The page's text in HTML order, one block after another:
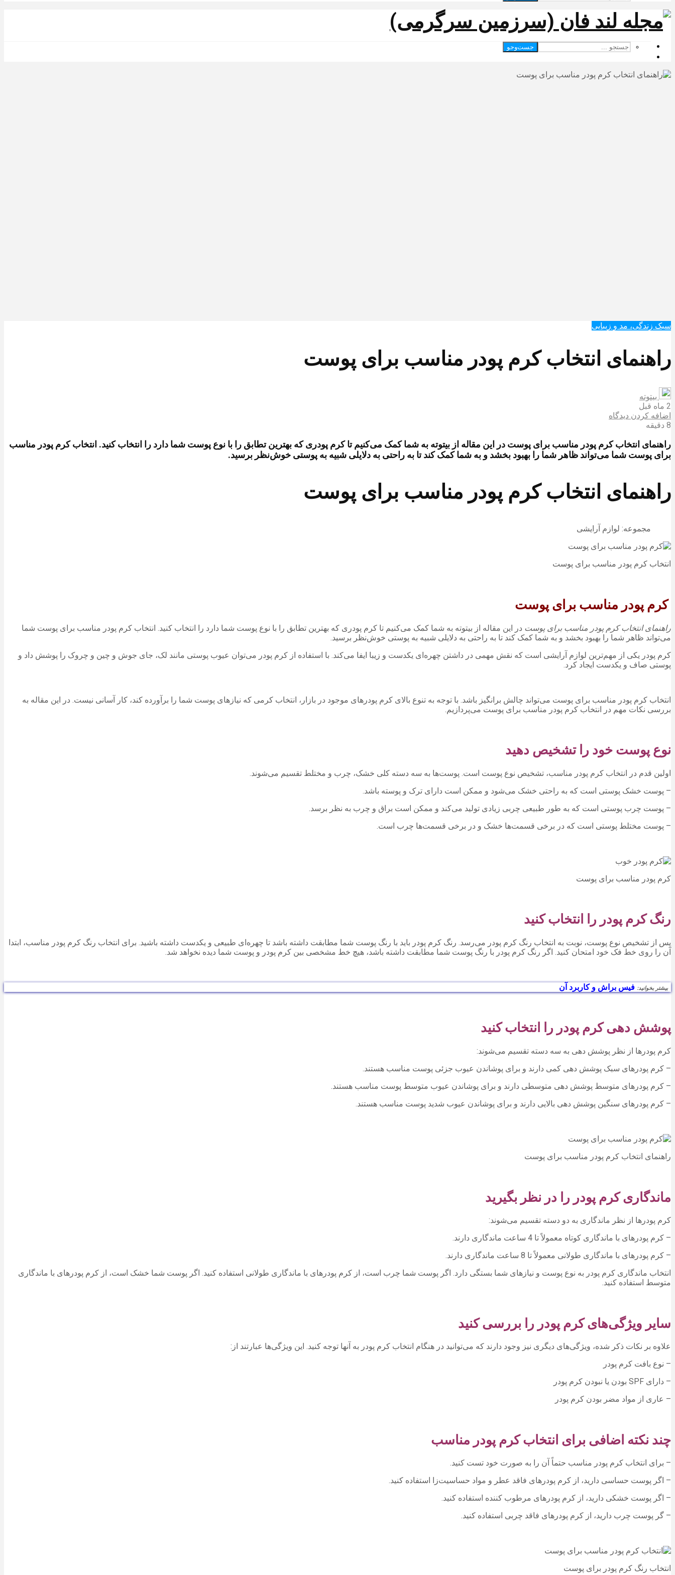
جست‌وجو
سبک زندگی، مد و زیبایی
راهنمای انتخاب کرم پودر مناسب برای پوست
بیتوته
2 ماه قبل
اضافه کردن دیدگاه
8 دقیقه
راهنمای انتخاب کرم پودر مناسب برای پوست در این مقاله از بیتوته به شما کمک می‌کنیم تا کرم پودری که بهترین تطابق را با نوع پوست شما دارد را انتخاب کنید. انتخاب کرم پودر مناسب
برای پوست شما می‌تواند ظاهر شما را بهبود بخشد و به شما کمک کند تا به راحتی به دلایلی شبیه به پوستی خوش‌نظر برسید.
راهنمای انتخاب کرم پودر مناسب برای پوست
مجموعه: لوازم آرایشی
انتخاب کرم پودر مناسب برای پوست
کرم پودر مناسب برای پوست
راهنمای انتخاب کرم پودر مناسب برای پوست در این مقاله از بیتوته به شما کمک می‌کنیم تا کرم پودری که بهترین تطابق را با نوع پوست شما دارد را انتخاب کنید. انتخاب کرم پودر مناسب برای پوست شما
می‌تواند ظاهر شما را بهبود بخشد و به شما کمک کند تا به راحتی به دلایلی شبیه به پوستی خوش‌نظر برسید.
کرم پودر یکی از مهم‌ترین لوازم آرایشی است که نقش مهمی در داشتن چهره‌ای یکدست و زیبا ایفا می‌کند. با استفاده از کرم پودر می‌توان عیوب پوستی مانند لک، جای جوش و چین و چروک را پوشش داد و
پوستی صاف و یکدست ایجاد کرد.
انتخاب کرم پودر مناسب برای پوست می‌تواند چالش برانگیز باشد. با توجه به تنوع بالای کرم پودرهای موجود در بازار، انتخاب کرمی که نیازهای پوست شما را برآورده کند، کار آسانی نیست. در این مقاله به
بررسی نکات مهم در انتخاب کرم پودر مناسب برای پوست می‌پردازیم.
نوع پوست خود را تشخیص دهید
اولین قدم در انتخاب کرم پودر مناسب، تشخیص نوع پوست است. پوست‌ها به سه دسته کلی خشک، چرب و مختلط تقسیم می‌شوند.
– پوست خشک پوستی است که به راحتی خشک می‌شود و ممکن است دارای ترک و پوسته باشد.
– پوست چرب پوستی است که به طور طبیعی چربی زیادی تولید می‌کند و ممکن است براق و چرب به نظر برسد.
– پوست مختلط پوستی است که در برخی قسمت‌ها خشک و در برخی قسمت‌ها چرب است.
کرم پودر مناسب برای پوست
رنگ کرم پودر را انتخاب کنید
پس از تشخیص نوع پوست، نوبت به انتخاب رنگ کرم پودر می‌رسد. رنگ کرم پودر باید با رنگ پوست شما مطابقت داشته باشد تا چهره‌ای طبیعی و یکدست داشته باشید. برای انتخاب رنگ کرم پودر مناسب، ابتدا
آن را روی خط فک خود امتحان کنید. اگر رنگ کرم پودر با رنگ پوست شما مطابقت داشته باشد، هیچ خط مشخصی بین کرم پودر و پوست شما دیده نخواهد شد.
بیشتر بخوانید: فیس براش و کاربرد آن
پوشش دهی کرم پودر را انتخاب کنید
کرم پودرها از نظر پوشش دهی به سه دسته تقسیم می‌شوند:
– کرم پودرهای سبک پوشش دهی کمی دارند و برای پوشاندن عیوب جزئی پوست مناسب هستند.
– کرم پودرهای متوسط پوشش دهی متوسطی دارند و برای پوشاندن عیوب متوسط پوست مناسب هستند.
– کرم پودرهای سنگین پوشش دهی بالایی دارند و برای پوشاندن عیوب شدید پوست مناسب هستند.
راهنمای انتخاب کرم پودر مناسب برای پوست
ماندگاری کرم پودر را در نظر بگیرید
کرم پودرها از نظر ماندگاری به دو دسته تقسیم می‌شوند:
– کرم پودرهای با ماندگاری کوتاه معمولاً تا 4 ساعت ماندگاری دارند.
– کرم پودرهای با ماندگاری طولانی معمولاً تا 8 ساعت ماندگاری دارند.
انتخاب ماندگاری کرم پودر به نوع پوست و نیازهای شما بستگی دارد. اگر پوست شما چرب است، از کرم پودرهای با ماندگاری طولانی استفاده کنید. اگر پوست شما خشک است، از کرم پودرهای با ماندگاری
متوسط استفاده کنید.
سایر ویژگی‌های کرم پودر را بررسی کنید
علاوه بر نکات ذکر شده، ویژگی‌های دیگری نیز وجود دارند که می‌توانید در هنگام انتخاب کرم پودر به آنها توجه کنید. این ویژگی‌ها عبارتند از:
– نوع بافت کرم پودر
– دارای SPF بودن یا نبودن کرم پودر
– عاری از مواد مضر بودن کرم پودر
چند نکته اضافی برای انتخاب کرم پودر مناسب
– برای انتخاب کرم پودر مناسب حتماً آن را به صورت خود تست کنید.
– اگر پوست حساسی دارید، از کرم پودرهای فاقد عطر و مواد حساسیت‌زا استفاده کنید.
– اگر پوست خشکی دارید، از کرم پودرهای مرطوب کننده استفاده کنید.
– گر پوست چرب دارید، از کرم پودرهای فاقد چربی استفاده کنید.
انتخاب رنگ کرم پودر برای پوست